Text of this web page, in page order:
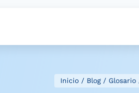
Inicio / Blog/ Glosario